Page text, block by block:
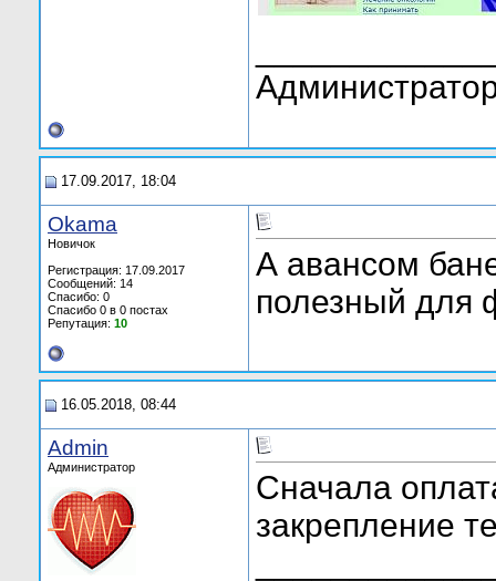
17.09.2017, 18:04
Okama
Новичок
Регистрация: 17.09.2017
Сообщений: 14
Спасибо: 0
Спасибо 0 в 0 постах
Репутация: 10
А авансом
полезный для
16.05.2018, 08:44
Admin
Администратор
Сначала
закрепление